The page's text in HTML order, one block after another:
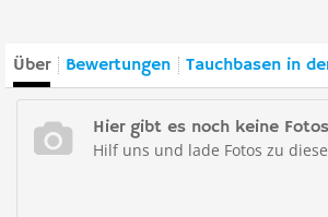
Über Bewertungen Tauchbasen in
Hier gibt es noch keine
Hilf uns und lade Fotos zu